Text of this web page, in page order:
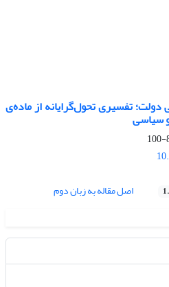
تفسیری تحول‌گرایانه از ماده‌ی
اصل مقاله به زبان دوم